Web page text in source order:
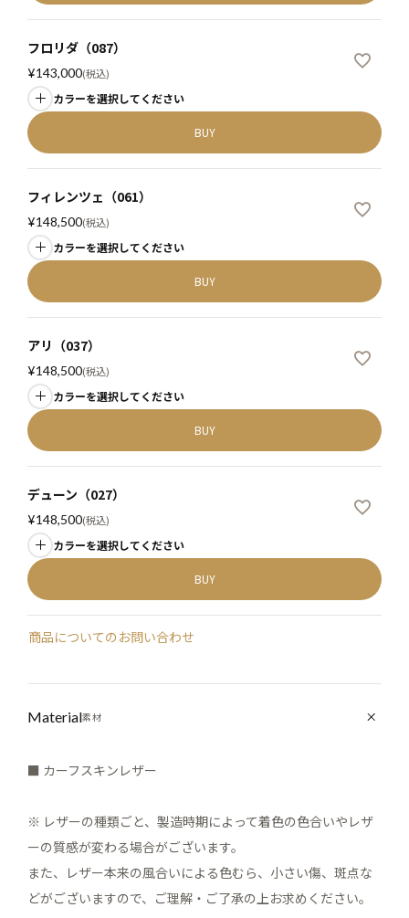
フロリダ（087）
¥143,000 税込
BUY
カラーを選択してください
フィレンツェ（061）
¥148,500 税込
BUY
カラーを選択してください
アリ（037）
¥148,500 税込
BUY
カラーを選択してください
デューン（027）
¥148,500 税込
BUY
カラーを選択してください
商品についてのお問い合わせ
Material素材
■ カーフスキンレザー
※ レザーの種類ごと、製造時期によって着色の色合いやレザ
ーの質感が変わる場合がございます。
また、レザー本来の風合いによる色むら、小さい傷、斑点な
どがございますので、ご理解・ご了承の上お求めください。